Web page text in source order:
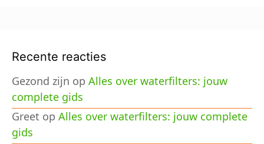
Recente reacties
Gezond zijn op Alles over waterfilters: jouw
complete gids
Greet op Alles over waterfilters: jouw complete
gids